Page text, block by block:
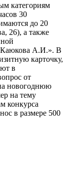
категориям
30
до 20
26), а также
Каюкова А.И.». В
карточку,
в
от
новогоднюю
на тему
конкурса
в размере 500